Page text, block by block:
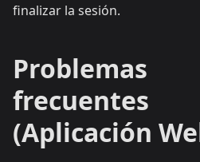
finalizar la sesión.
Problemas
frecuentes
(Aplicación